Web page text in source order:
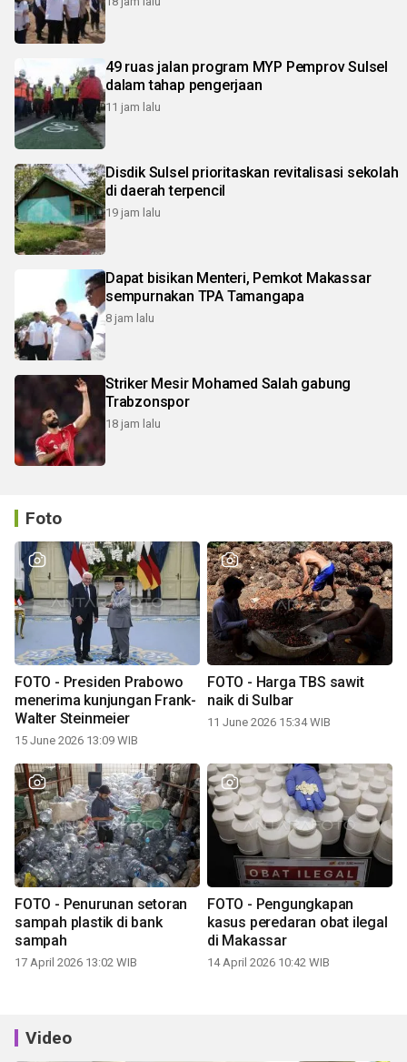
49 ruas jalan program MYP Pemprov Sulsel
dalam tahap pengerjaan
11 jam lalu
Disdik Sulsel prioritaskan revitalisasi sekolah
di daerah terpencil
19 jam lalu
Dapat bisikan Menteri, Pemkot Makassar
sempurnakan TPA Tamangapa
8 jam lalu
Striker Mesir Mohamed Salah gabung
Trabzonspor
18 jam lalu
Foto
FOTO - Presiden Prabowo
menerima kunjungan Frank-
Walter Steinmeier
15 June 2026 13:09 WIB
FOTO - Harga TBS sawit
naik di Sulbar
11 June 2026 15:34 WIB
FOTO - Penurunan setoran
sampah plastik di bank
sampah
17 April 2026 13:02 WIB
FOTO - Pengungkapan
kasus peredaran obat ilegal
di Makassar
14 April 2026 10:42 WIB
Video